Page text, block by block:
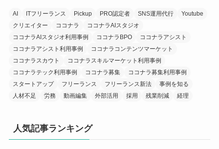
AI ITフリーランス Pickup PRO認定者 SNS運用代行
Youtube
クリエイター
ココナラ
ココナラAIスタジオ
ココナラAIスタジオ利用事例
ココナラBPO
ココナラアシスト
ココナラアシスト利用事例
ココナラコンテンツマーケット
ココナラスカウト
ココナラスキルマーケット利用事例
ココナラテック利用事例
ココナラ募集
ココナラ募集利用事例
スタートアップ
フリーランス フリーランス新法
事例を知る
人材不足
労務 動画編集 外部活用 採用 残業削減 経理
人気記事ランキング